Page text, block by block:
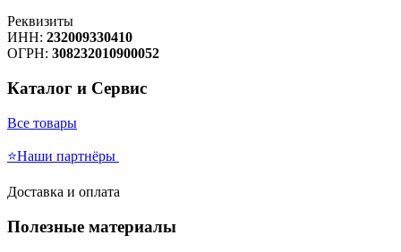
Реквизиты
ИНН: 232009330410
ОГРН: 308232010900052
Каталог и Сервис
Все товары
⭐Наши партнёры
Доставка и оплата
Полезные материалы